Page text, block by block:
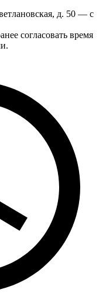
д. 50 — с
согласовать время